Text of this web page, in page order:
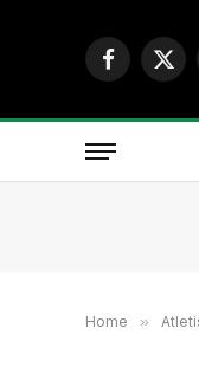
Facebook
X
Home »